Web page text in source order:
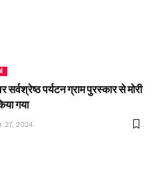
सर्वश्रेष्ठ पर्यटन ग्राम पुरस्कार से मोरी
गया
27, 2024